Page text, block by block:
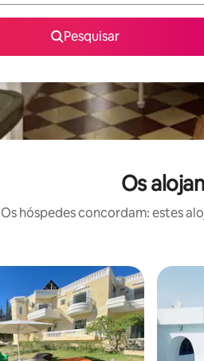
Pesquisar
Os
Os hóspedes concordam: estes